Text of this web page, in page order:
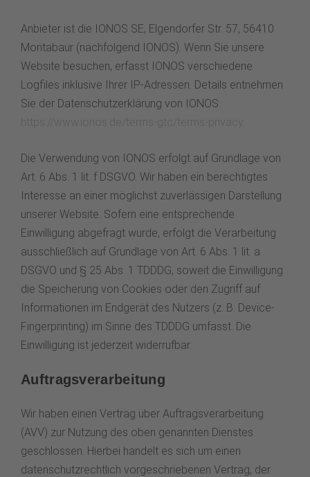
Anbieter ist die IONOS SE, Elgendorfer Str. 57, 56410
Montabaur (nachfolgend IONOS). Wenn Sie unsere
Website besuchen, erfasst IONOS verschiedene
Logfiles inklusive Ihrer IP-Adressen. Details entnehmen
Sie der Datenschutzerklärung von IONOS:
.
Die Verwendung von IONOS erfolgt auf Grundlage von
Art. 6 Abs. 1 lit. f DSGVO. Wir haben ein berechtigtes
Interesse an einer möglichst zuverlässigen Darstellung
unserer Website. Sofern eine entsprechende
Einwilligung abgefragt wurde, erfolgt die Verarbeitung
ausschließlich auf Grundlage von Art. 6 Abs. 1 lit. a
DSGVO und § 25 Abs. 1 TDDDG, soweit die Einwilligung
die Speicherung von Cookies oder den Zugriff auf
Informationen im Endgerät des Nutzers (z. B. Device-
Fingerprinting) im Sinne des TDDDG umfasst. Die
Einwilligung ist jederzeit widerrufbar.
Auftragsverarbeitung
Wir haben einen Vertrag über Auftragsverarbeitung
(AVV) zur Nutzung des oben genannten Dienstes
geschlossen. Hierbei handelt es sich um einen
datenschutzrechtlich vorgeschriebenen Vertrag, der